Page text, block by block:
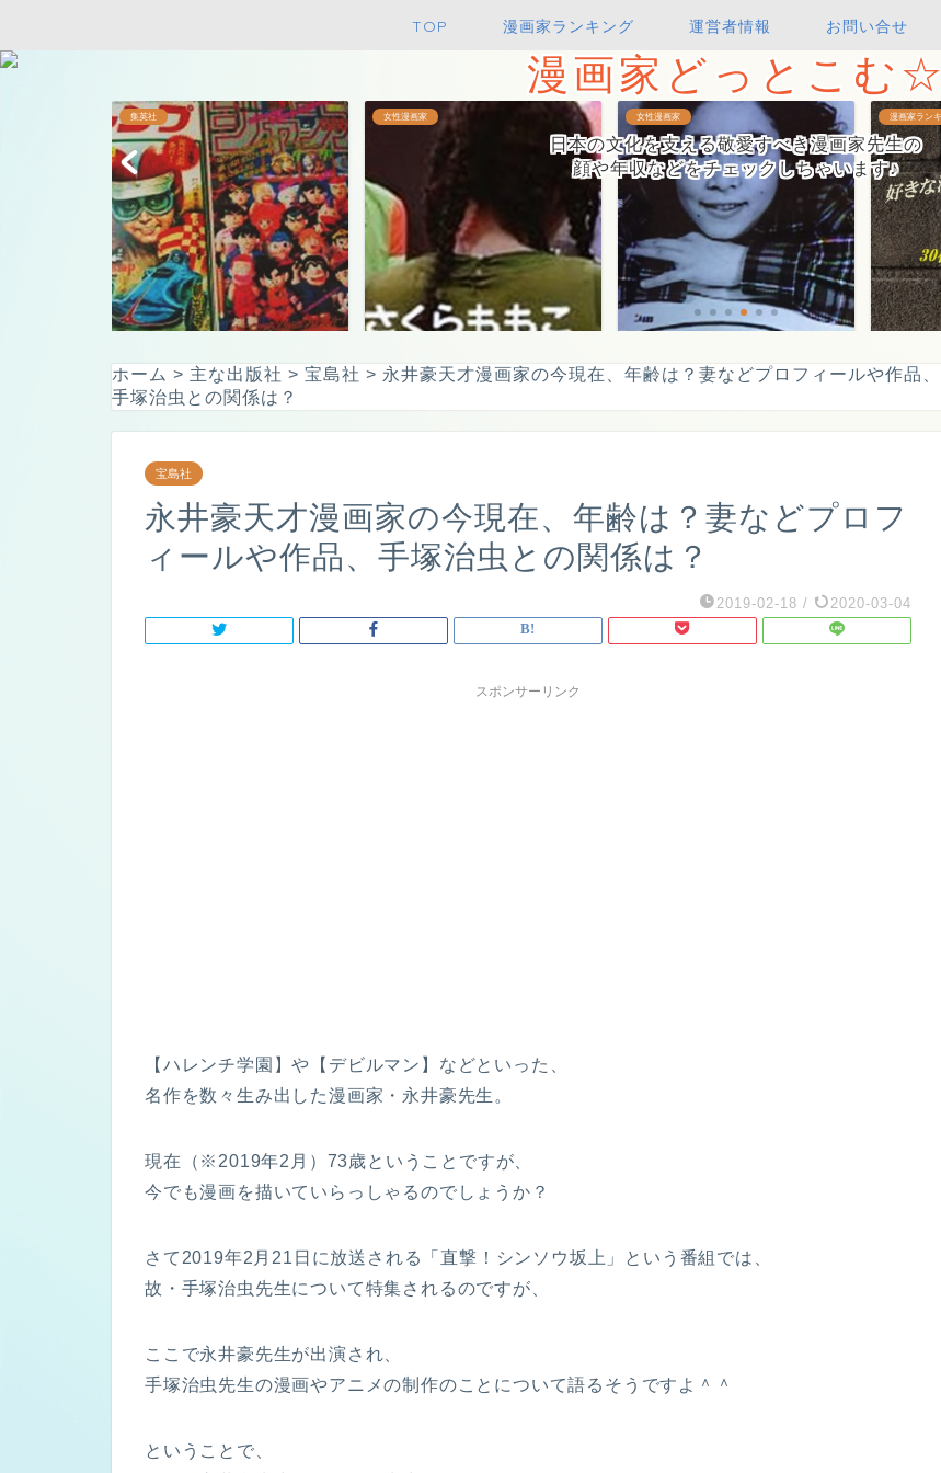
TOP 漫画家ランキング 運営者情報 お問い合せ
漫画家どっとこむ☆
日本の文化を支える敬愛すべき漫画家先生の
顔や年収などをチェックしちゃいます♪
に掲載された漫画や...
女性漫画家
になる！
婚・家族などプロフィール
漫画家ランキング
代・40代・50代以上 編...
ホーム > 主な出版社 > 宝島社 > 永井豪天才漫画家の今現在、年齢は？妻などプロフィールや作品、
手塚治虫との関係は？
宝島社
永井豪天才漫画家の今現在、年齢は？妻などプロフ
ィールや作品、手塚治虫との関係は？
2019-02-18 / 2020-03-04
スポンサーリンク
【ハレンチ学園】や【デビルマン】などといった、
名作を数々生み出した漫画家・永井豪先生。
現在（※2019年2月）73歳ということですが、
今でも漫画を描いていらっしゃるのでしょうか？
さて2019年2月21日に放送される「直撃！シンソウ坂上」という番組では、
故・手塚治虫先生について特集されるのですが、
ここで永井豪先生が出演され、
手塚治虫先生の漫画やアニメの制作のことについて語るそうですよ＾＾
ということで、